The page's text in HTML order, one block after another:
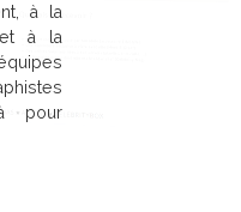
à la
et à la
pour